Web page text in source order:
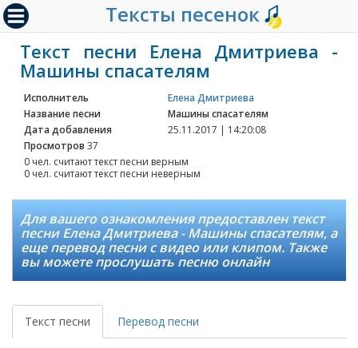
Тексты песенок
Текст песни Елена Дмитриева -
Машины спасателям
Исполнитель
Елена Дмитриева
Название песни
Машины спасателям
Дата добавления
25.11.2017 | 14:20:08
Просмотров 37
0 чел. считают текст песни верным
0 чел. считают текст песни неверным
Для вашего ознакомления предоставлен текст
песни Елена Дмитриева - Машины спасателям, а
еще перевод песни с видео или клипом. Также
вы можете прослушать песню онлайн
Текст песни Перевод песни